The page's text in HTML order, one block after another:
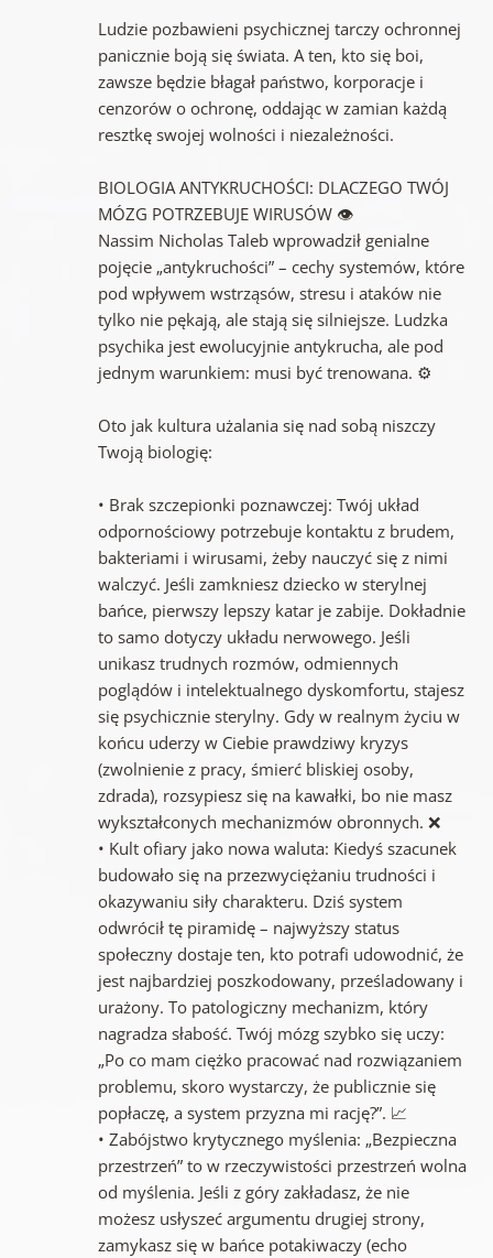
Ludzie pozbawieni psychicznej tarczy ochronnej
panicznie boją się świata. A ten, kto się boi,
zawsze będzie błagał państwo, korporacje i
cenzorów o ochronę, oddając w zamian każdą
resztkę swojej wolności i niezależności.
BIOLOGIA ANTYKRUCHOŚCI: DLACZEGO TWÓJ
MÓZG POTRZEBUJE WIRUSÓW 👁️
Nassim Nicholas Taleb wprowadził genialne
pojęcie „antykruchości” – cechy systemów, które
pod wpływem wstrząsów, stresu i ataków nie
tylko nie pękają, ale stają się silniejsze. Ludzka
psychika jest ewolucyjnie antykrucha, ale pod
jednym warunkiem: musi być trenowana. ⚙️
Oto jak kultura użalania się nad sobą niszczy
Twoją biologię:
• Brak szczepionki poznawczej: Twój układ
odpornościowy potrzebuje kontaktu z brudem,
bakteriami i wirusami, żeby nauczyć się z nimi
walczyć. Jeśli zamkniesz dziecko w sterylnej
bańce, pierwszy lepszy katar je zabije. Dokładnie
to samo dotyczy układu nerwowego. Jeśli
unikasz trudnych rozmów, odmiennych
poglądów i intelektualnego dyskomfortu, stajesz
się psychicznie sterylny. Gdy w realnym życiu w
końcu uderzy w Ciebie prawdziwy kryzys
(zwolnienie z pracy, śmierć bliskiej osoby,
zdrada), rozsypiesz się na kawałki, bo nie masz
wykształconych mechanizmów obronnych. ❌
• Kult ofiary jako nowa waluta: Kiedyś szacunek
budowało się na przezwyciężaniu trudności i
okazywaniu siły charakteru. Dziś system
odwrócił tę piramidę – najwyższy status
społeczny dostaje ten, kto potrafi udowodnić, że
jest najbardziej poszkodowany, prześladowany i
urażony. To patologiczny mechanizm, który
nagradza słabość. Twój mózg szybko się uczy:
„Po co mam ciężko pracować nad rozwiązaniem
problemu, skoro wystarczy, że publicznie się
popłaczę, a system przyzna mi rację?”. 📈
• Zabójstwo krytycznego myślenia: „Bezpieczna
przestrzeń” to w rzeczywistości przestrzeń wolna
od myślenia. Jeśli z góry zakładasz, że nie
możesz usłyszeć argumentu drugiej strony,
zamykasz się w bańce potakiwaczy (echo